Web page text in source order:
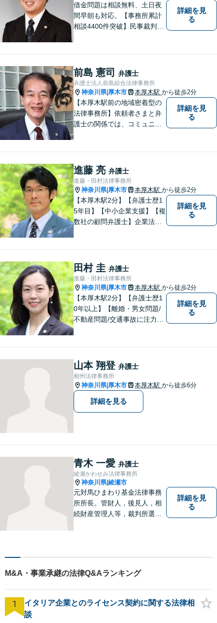
借金問題は相談無料、土日夜
間早朝も対応。【事務所累計
相談4400件突破】民事裁判／
詳細を見
る
前島 憲司 弁護士
弁護士法人前島綜合法律事務所
神奈川県| 厚木市 本厚木駅 から徒歩2分
【本厚木駅前の地域密着型の
法律事務所】依頼者さまと弁
護士の関係では、コミュニケ
B面談可】【本厚木駅1分】
詳細を見
る
進藤 亮 弁護士
進藤・田村法律事務所
神奈川県| 厚木市 本厚木駅 から徒歩2分
【本厚木駅2分】【弁護士歴1
5年目】【中小企業支援】【複
数社の顧問弁護士】企業法
般民事…交通事故｜労働｜不
動産｜相続｜借金問題
詳細を見
る
田村 圭 弁護士
進藤・田村法律事務所
神奈川県| 厚木市 本厚木駅 から徒歩2分
【本厚木駅2分】【弁護士歴1
0年以上】【離婚・男女問題/
不動産問題/交通事故に注力】
う、全力でサポートします。
詳細を見
る
山本 翔登 弁護士
相州法律事務所
神奈川県| 厚木市 本厚木駅 から徒歩6分
詳細を見る
青木 一愛 弁護士
綾瀬かわせみ法律事務所
神奈川県|綾瀬市
元対馬ひまわり基金法律事務
所所長。管財人，後見人，相
続財産管理人等，裁判所選任
詳細を見
る
M&A・事業承継の法律Q&Aランキング
1
イタリア企業とのライセンス契約に関する法律相
談